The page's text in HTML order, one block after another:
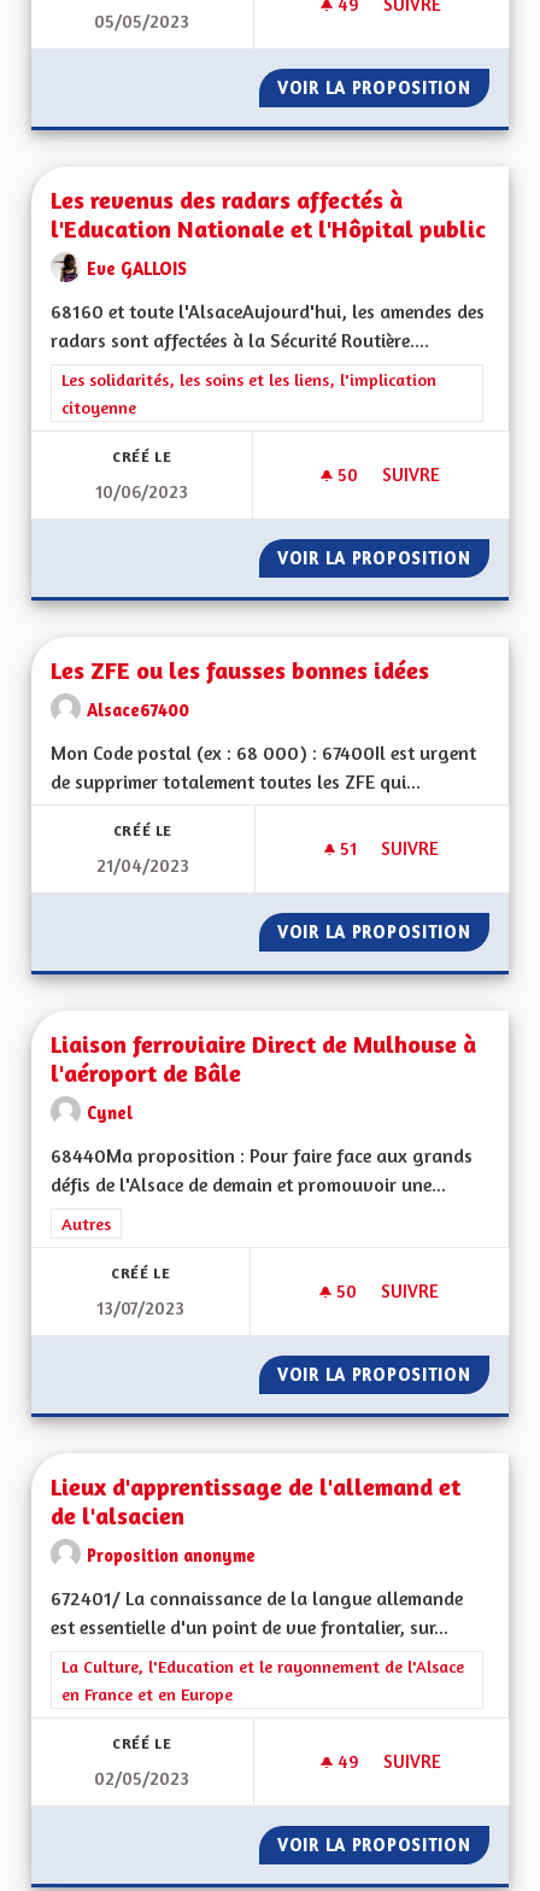
05/05/2023
VOIR LA PROPOSITION LE
Les revenus des radars affectés à
l'Education Nationale et l'Hôpital public
Eve GALLOIS
68160 et toute l'AlsaceAujourd'hui, les amendes des
radars sont affectées à la Sécurité Routière....
Filtrer les résultats de la catégorie : Les solidarités, les soins
Les solidarités, les soins et les liens, l'implication
citoyenne
CRÉÉ LE
10/06/2023
50 50 ABONNÉS
SUIVRE
VOIR LA PROPOSITION LES
Les ZFE ou les fausses bonnes idées
Alsace67400
Mon Code postal (ex : 68 000) : 67400Il est urgent
de supprimer totalement toutes les ZFE qui...
CRÉÉ LE
21/04/2023
51 51 ABONNÉS
SUIVRE
VOIR LA PROPOSITION LES
Liaison ferroviaire Direct de Mulhouse à
l'aéroport de Bâle
Cynel
68440Ma proposition : Pour faire face aux grands
défis de l'Alsace de demain et promouvoir une...
Filtrer les résultats de la catégorie : Autres
Autres
CRÉÉ LE
13/07/2023
50 50 ABONNÉS
SUIVRE
VOIR LA PROPOSITION
Lieux d'apprentissage de l'allemand et
de l'alsacien
Proposition anonyme
672401/ La connaissance de la langue allemande
est essentielle d'un point de vue frontalier, sur...
Filtrer les résultats de la catégorie : La Culture, l'Education et
La Culture, l'Education et le rayonnement de l'Alsace
en France et en Europe
CRÉÉ LE
02/05/2023
49 49 ABONNÉS
SUIVRE
VOIR LA PROPOSITION LIEUX